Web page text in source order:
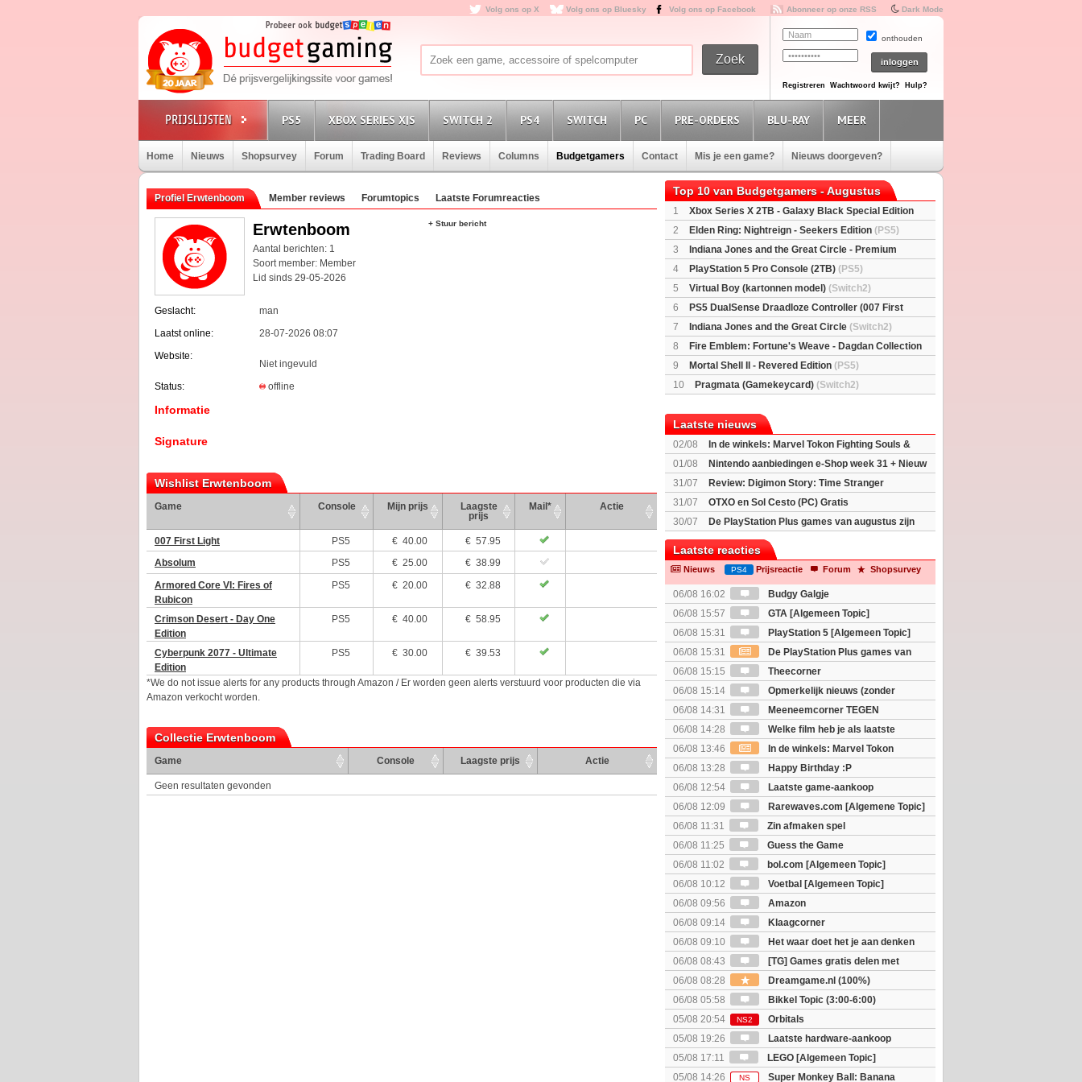
Volg ons op X Volg ons op Bluesky Volg ons op Facebook Abonneer op onze RSS Dark Mode
onthouden
Registreren Wachtwoord kwijt? Hulp?
PS5 XBOX SERIES X|S SWITCH 2 PS4 SWITCH PC PRE-ORDERS BLU-RAY MEER
Home Nieuws Shopsurvey Forum Trading Board Reviews Columns Budgetgamers Contact Mis je een game? Nieuws doorgeven?
Profiel Erwtenboom Member reviews Forumtopics Laatste Forumreacties
Erwtenboom
Aantal berichten: 1
Soort member: Member
Lid sinds 29-05-2026
Geslacht:
man
Laatst online:
28-07-2026 08:07
Website:
Niet ingevuld
Status:
offline
Informatie
Signature
+ Stuur bericht
Wishlist Erwtenboom
Game Console Mijn prijs
Laagste
prijs
Mail* Actie
007 First Light PS5 € 40.00
€ 57.95
Absolum
PS5 € 25.00
€ 38.99
Armored Core VI: Fires of
Rubicon
PS5 € 20.00 € 32.88
Crimson Desert - Day One
Edition
PS5 € 40.00 € 58.95
Cyberpunk 2077 - Ultimate
Edition
PS5 € 30.00 € 39.53
*We do not issue alerts for any products through Amazon / Er worden geen alerts verstuurd voor producten die via
Amazon verkocht worden.
Collectie Erwtenboom
Game Console Laagste prijs Actie
Geen resultaten gevonden
Top 10 van Budgetgamers - Augustus
1
Xbox Series X 2TB - Galaxy Black Special Edition
(XboxSeriesX)
2 Elden Ring: Nightreign - Seekers Edition (PS5)
3
Indiana Jones and the Great Circle - Premium
Edition(PS5)
4 PlayStation 5 Pro Console (2TB) (PS5)
5
Virtual Boy (kartonnen model) (Switch2)
6
PS5 DualSense Draadloze Controller (007 First
Light Limited Edition)(PS5)
7 Indiana Jones and the Great Circle (Switch2)
8
Fire Emblem: Fortune's Weave - Dagdan Collection
(Switch2)
9 Mortal Shell II - Revered Edition (PS5)
10
Pragmata (Gamekeycard) (Switch2)
Laatste nieuws
02/08
In de winkels: Marvel Tokon Fighting Souls &
Beast of Reincarnation
01/08
Nintendo aanbiedingen e-Shop week 31 + Nieuw
voor Switch 2
31/07
Review: Digimon Story: Time Stranger
31/07
OTXO en Sol Cesto (PC) Gratis
30/07
De PlayStation Plus games van augustus zijn
Laatste reacties
Nieuws PS4 Prijsreactie Forum Shopsurvey
06/08 16:02
Budgy Galgje
06/08 15:57
GTA [Algemeen Topic]
06/08 15:31
PlayStation 5 [Algemeen Topic]
06/08 15:31
De PlayStation Plus games van
augustus zijn bekend
06/08 15:15
Theecorner
06/08 15:14
Opmerkelijk nieuws (zonder
politiek/religie)
06/08 14:31
Meeneemcorner TEGEN
KOSTPRIJS
06/08 14:28
Welke film heb je als laatste
gezien?
06/08 13:46
In de winkels: Marvel Tokon
Fighting Souls & Beast of Reincarnation
06/08 13:28
Happy Birthday :P
06/08 12:54
Laatste game-aankoop
06/08 12:09
Rarewaves.com [Algemene Topic]
06/08 11:31
Zin afmaken spel
06/08 11:25
Guess the Game
06/08 11:02
bol.com [Algemeen Topic]
06/08 10:12
Voetbal [Algemeen Topic]
06/08 09:56
Amazon
06/08 09:14
Klaagcorner
06/08 09:10
Het waar doet het je aan denken
spel! (3 posts wachten!)
06/08 08:43
[TG] Games gratis delen met
elkaar.
06/08 08:28
Dreamgame.nl (100%)
06/08 05:58
Bikkel Topic (3:00-6:00)
05/08 20:54
NS2
Orbitals
05/08 19:26
Laatste hardware-aankoop
05/08 17:11
LEGO [Algemeen Topic]
05/08 14:26
NS Super Monkey Ball: Banana